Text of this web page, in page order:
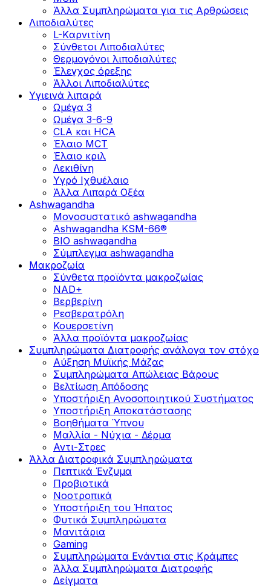
Άλλα Συμπληρώματα για τις Αρθρώσεις
Λιποδιαλύτες
L-Kαρνιτίνη
Σύνθετοι Λιποδιαλύτες
Θερμογόνοι λιποδιαλύτες
Έλεγχος όρεξης
Άλλοι Λιποδιαλύτες
Υγιεινά λιπαρά
Ωμέγα 3
Ωμέγα 3-6-9
CLA και HCA
Έλαιο MCT
Έλαιο κριλ
Λεκιθίνη
Υγρό Ιχθυέλαιο
Άλλα Λιπαρά Οξέα
Ashwagandha
Μονοσυστατικό ashwagandha
Ashwagandha KSM-66®
BIO ashwagandha
Σύμπλεγμα ashwagandha
Μακροζωία
Σύνθετα προϊόντα μακροζωίας
NAD+
Βερβερίνη
Ρεσβερατρόλη
Κουερσετίνη
Άλλα προϊόντα μακροζωίας
Συμπληρώματα Διατροφής ανάλογα τον στόχο
Αύξηση Μυϊκής Μάζας
Συμπληρώματα Aπώλειας Βάρους
Βελτίωση Απόδοσης
Υποστήριξη Ανοσοποιητικού Συστήματος
Yποστήριξη Αποκατάστασης
Βοηθήματα Ύπνου
Μαλλία - Νύχια - Δέρμα
Αντι-Στρες
Άλλα Διατροφικά Συμπληρώματα
Πεπτικά Ένζυμα
Προβιοτικά
Νοοτροπικά
Υποστήριξη του Ήπατος
Φυτικά Συμπληρώματα
Μανιτάρια
Gaming
Συμπληρώματα Ενάντια στις Κράμπες
Άλλα Συμπληρώματα Διατροφής
Δείγματα